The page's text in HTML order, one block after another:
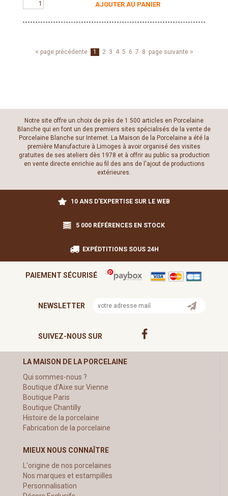
AJOUTER AU PANIER
< page précédente 1 2 3 4 5 6 7 8 page suivante >
Notre site offre un choix de près de 1 500 articles en Porcelaine
Blanche qui en font un des premiers sites spécialisés de la vente de
Porcelaine Blanche sur Internet. La Maison de la Porcelaine a été la
première Manufacture à Limoges à avoir organisé des visites
gratuites de ses ateliers dès 1978 et à offrir au public sa production
en vente directe enrichie au fil des ans de l'ajout de productions
extérieures.
10 ANS D'EXPERTISE SUR LE WEB
5 000 RÉFÉRENCES EN STOCK
EXPÉDTITIONS SOUS 24H
PAIEMENT SÉCURISÉ
NEWSLETTER
SUIVEZ-NOUS SUR
LA MAISON DE LA PORCELAINE
Qui sommes-nous ?
Boutique d'Aixe sur Vienne
Boutique Paris
Boutique Chantilly
Histoire de la porcelaine
Fabrication de la porcelaine
MIEUX NOUS CONNAÎTRE
L'origine de nos porcelaines
Nos marques et estampilles
Personnalisation